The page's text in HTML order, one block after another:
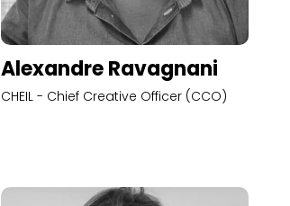
Alexandre Ravagnani
CHEIL - Chief Creative Officer (CCO)